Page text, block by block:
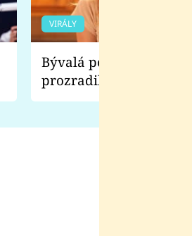
VIRÁLY
Bývalá pornoherečka
prozradila, co ji
natáčení Euforie.